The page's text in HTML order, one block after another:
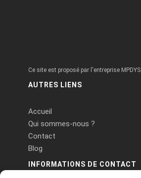
Ce site est proposé par l'entreprise MPDYS
AUTRES LIENS
Accueil
Qui sommes-nous ?
Contact
Blog
INFORMATIONS DE CONTACT